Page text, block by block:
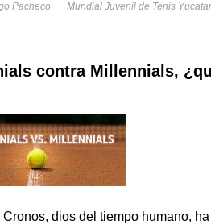
Pacheco Mundial Juvenil de Tenis
contra Millennials,
dios del tiempo humano,